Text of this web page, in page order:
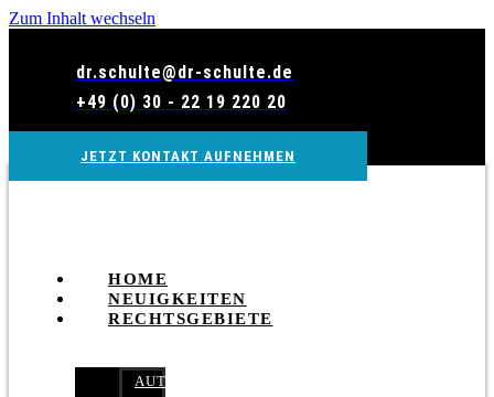
Zum Inhalt wechseln
dr.schulte@dr-schulte.de
+49 (0) 30 - 22 19 220 20
JETZT KONTAKT AUFNEHMEN
HOME
NEUIGKEITEN
RECHTSGEBIETE
AUTOBETRUG